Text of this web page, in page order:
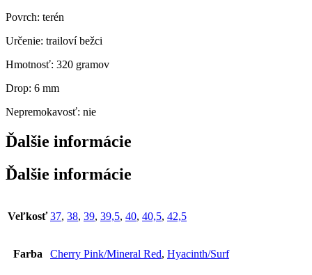
Povrch: terén
Určenie: trailoví bežci
Hmotnosť: 320 gramov
Drop: 6 mm
Nepremokavosť: nie
Ďalšie informácie
Ďalšie informácie
Veľkosť 37, 38, 39, 39,5, 40, 40,5, 42,5
Farba Cherry Pink/Mineral Red, Hyacinth/Surf